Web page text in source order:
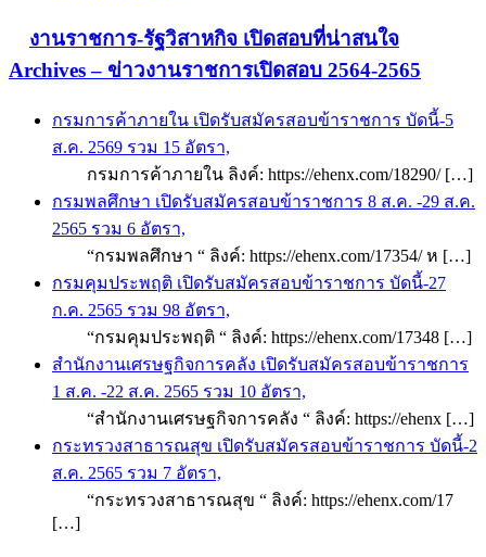
งานราชการ-รัฐวิสาหกิจ เปิดสอบที่น่าสนใจ
Archives – ข่าวงานราชการเปิดสอบ 2564-2565
กรมการค้าภายใน เปิดรับสมัครสอบข้าราชการ บัดนี้-5
ส.ค. 2569 รวม 15 อัตรา,
กรมการค้าภายใน ลิงค์: https://ehenx.com/18290/ […]
กรมพลศึกษา เปิดรับสมัครสอบข้าราชการ 8 ส.ค. -29 ส.ค.
2565 รวม 6 อัตรา,
“กรมพลศึกษา “ ลิงค์: https://ehenx.com/17354/ ห […]
กรมคุมประพฤติ เปิดรับสมัครสอบข้าราชการ บัดนี้-27
ก.ค. 2565 รวม 98 อัตรา,
“กรมคุมประพฤติ “ ลิงค์: https://ehenx.com/17348 […]
สำนักงานเศรษฐกิจการคลัง เปิดรับสมัครสอบข้าราชการ
1 ส.ค. -22 ส.ค. 2565 รวม 10 อัตรา,
“สำนักงานเศรษฐกิจการคลัง “ ลิงค์: https://ehenx […]
กระทรวงสาธารณสุข เปิดรับสมัครสอบข้าราชการ บัดนี้-2
ส.ค. 2565 รวม 7 อัตรา,
“กระทรวงสาธารณสุข “ ลิงค์: https://ehenx.com/17
[…]